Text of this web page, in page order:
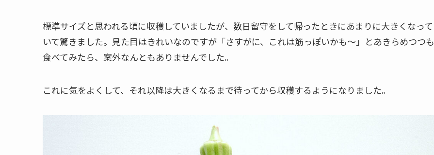
標準サイズと思われる頃に収穫していましたが、数日留守をして帰ったときにあまりに大きくなって
いて驚きました。見た目はきれいなのですが「さすがに、これは筋っぽいかも〜」とあきらめつつも
食べてみたら、案外なんともありませんでした。
これに気をよくして、それ以降は大きくなるまで待ってから収穫するようになりました。